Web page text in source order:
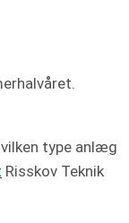
type anlæg
Risskov Teknik